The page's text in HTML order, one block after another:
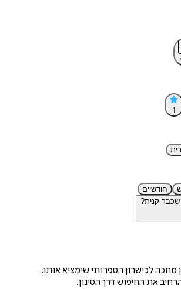
1
חודשיים
קנית?
מחכה לכישרון הספרותי שימציא אותו.
את החיפוש דרך הסינון.